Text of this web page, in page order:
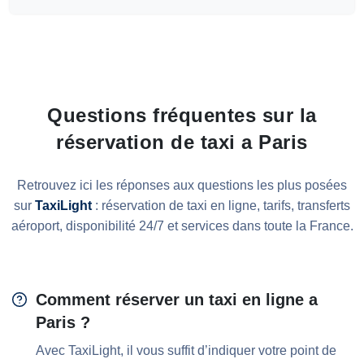
Questions fréquentes sur la
réservation de taxi a Paris
Retrouvez ici les réponses aux questions les plus posées
sur TaxiLight : réservation de taxi en ligne, tarifs, transferts
aéroport, disponibilité 24/7 et services dans toute la France.
Comment réserver un taxi en ligne a
Paris ?
Avec TaxiLight, il vous suffit d’indiquer votre point de